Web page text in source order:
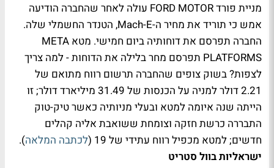
מניית פורד FORD MOTOR עולה לאחר שהחברה הודיעה
אמש כי תוריד את מחיר ה-Mach-E, הטנדר החשמלי שלה.
החברה תפרסם את דוחותיה ביום חמישי. מטא META
PLATFORMS תפרסם מחר בלילה את הדוחות - למה צריך
לצפות? בשוק צופים שהחברה תרשום רווח מתואם של
2.21 דולר למניה על הכנסות של 31.49 מיליארד דולר; זו
הייתה שנה איומה למטא ובעלי מניותיה כאשר טיק-טוק
התבררה כרשת חזקה וצומחת ששואבת אליה קהלים
חדשים; למטא מכפיל רווח עתידי של 19 (
לכתבה המלאה).
ישראליות בוול סטריט